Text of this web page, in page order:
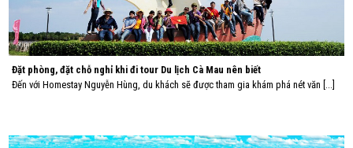
Đặt phòng, đặt chỗ nghỉ khi đi tour Du lịch Cà Mau nên biết
Đến với Homestay Nguyễn Hùng, du khách sẽ được tham gia khám phá nét văn [...]